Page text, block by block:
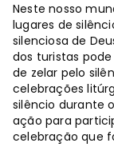
Neste nosso
lugares de
silenciosa de
dos turistas
de zelar pelo
celebrações
silêncio durante
ação para
celebração que